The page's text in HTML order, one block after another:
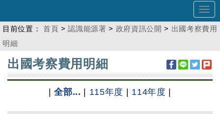
目前位置： 首頁 >認識能源署 > 政府資訊公開 > 出國考察費用
明細
:::
出國考察費用明細
|全部... 115年度 114年度